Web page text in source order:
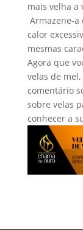
mais velha a

calor
mesmas
Agora que
velas de
comentário
sobre velas
conhecer a